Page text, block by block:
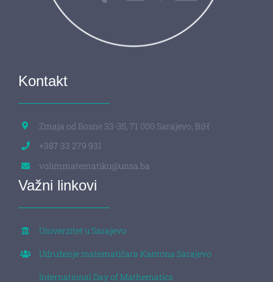
Kontakt
Zmaja od Bosne 33-35, 71 000 Sarajevo, BiH
+387 33 279 931
volimmatematiku@unsa.ba
Važni linkovi
Univerzitet u Sarajevu
Udruženje matematičara Kantona Sarajevo
International Day of Mathematics